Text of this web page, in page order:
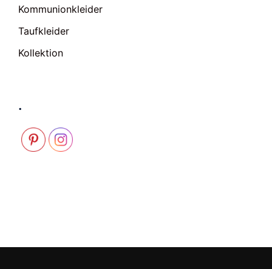
Kommunionkleider
Taufkleider
Kollektion
.